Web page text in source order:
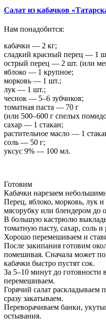
Салат из кабачков
Нам понадобится:
кабачки — 2 кг;
сладкий красный перец — 1
острый перец — 2 шт. (или
яблоко — 1 крупное;
морковь — 1 шт.;
лук — 1 шт.;
чеснок — 5–6 зубчиков;
томатная паста — 70 г
(или 500–600 г спелых
сахар — 1 стакан;
растительное масло — 1
соль — 50 г;
уксус 9% — 100 мл.
Готовим
Кабачки нарезаем
Перец, яблоко, морковь, лук и
мясорубку или блендером до
В большую кастрюлю
томатную пасту, сахар, соль и
Хорошо перемешиваем и
После закипания готовим
помешивая. Сначала может
кабачки быстро пустят сок.
За 5–10 минут до готовности
перемешиваем.
Горячий салат раскладываем
сразу закатываем.
Переворачиваем банки,
остывания.